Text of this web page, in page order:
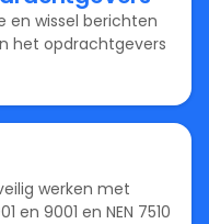
en wissel berichten
het opdrachtgevers
werken met
en 9001 en NEN 7510